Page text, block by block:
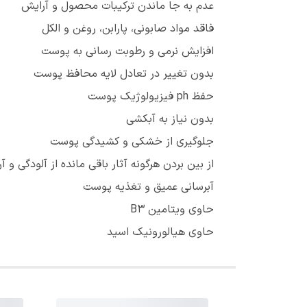
عدم به جا ماندن ترکیبات محصول و آرایش
فاقد مواد صابونی، پارابن، روغن و الکل
افزایش نرمی و رطوبت رسانی به پوست
بدون تغییر در تعادل لایه محافظ پوست
حفظ ph فیزیولوژیک پوست
بدون نیاز به آبکشی
جلوگیری از خشکی و کشیدگی پوست
از بین بردن هرگونه آثار باقی مانده از آلودگی و
آبرسانی عمیق و تغذیه پوست
حاوی ویتامین B۳
حاوی هیالورونیک اسید